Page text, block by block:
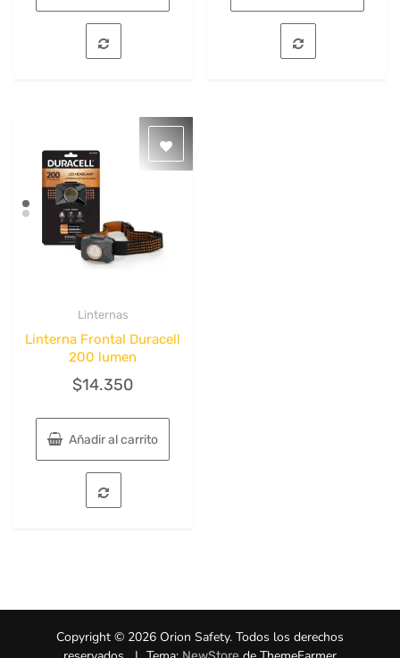
Linternas
Linterna Frontal Duracell
200 lumen
$14.350
Añadir al carrito
Copyright © 2026 Orion Safety. Todos los derechos